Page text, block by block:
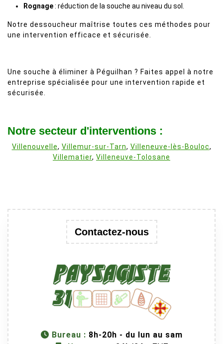
Rognage: réduction de la souche au niveau du sol.
Notre dessoucheur maîtrise toutes ces méthodes pour
une intervention efficace et sécurisée.
Une souche à éliminer à Péguilhan ? Faites appel à notre
entreprise spécialisée pour une intervention rapide et
sécurisée.
Notre secteur d'interventions :
Villenouvelle, Villemur-sur-Tarn, Villeneuve-lès-Bouloc,
Villematier, Villeneuve-Tolosane
Contactez-nous
Bureau : 8h-20h - du lun au sam